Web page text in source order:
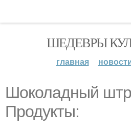
ШЕДЕВРЫ
главная
Шоколадный
Продукты: